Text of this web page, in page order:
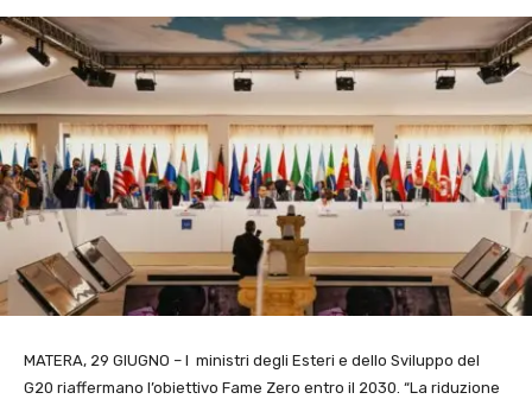
MATERA, 29 GIUGNO – I ministri degli Esteri e dello Sviluppo del
G20 riaffermano l’obiettivo Fame Zero entro il 2030. “La riduzione